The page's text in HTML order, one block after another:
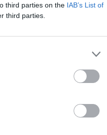
third parties on the IAB’s List of
third parties.